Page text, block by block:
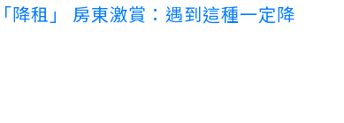
降租」 房東激賞：遇到這種一定降